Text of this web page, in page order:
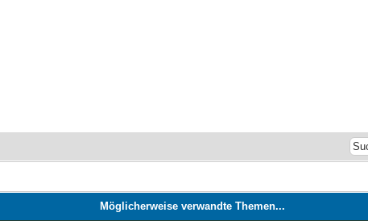
Möglicherweise verwandte Themen...